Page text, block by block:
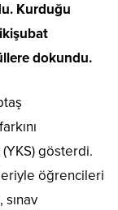
Kurduğu
dokundu.
(YKS) gösterdi.
öğrencileri